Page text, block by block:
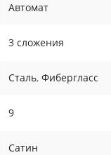
Автомат
3 сложения
Сталь, Фибергласс
9
Сатин